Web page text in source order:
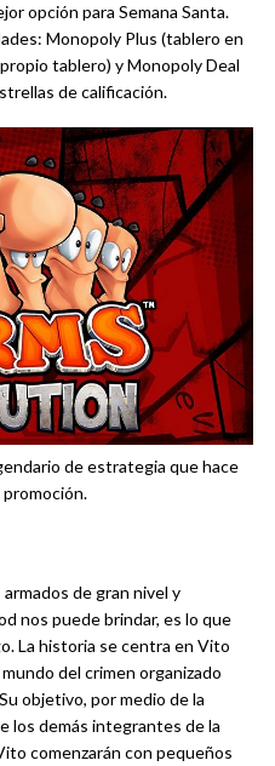
opción para Semana Santa.
Monopoly Plus (tablero en
tablero) y Monopoly Deal
de calificación.
de estrategia que hace
de gran nivel y
nos puede brindar, es lo que
La historia se centra en Vito
del crimen organizado
objetivo, por medio de la
los demás integrantes de la
comenzarán con pequeños